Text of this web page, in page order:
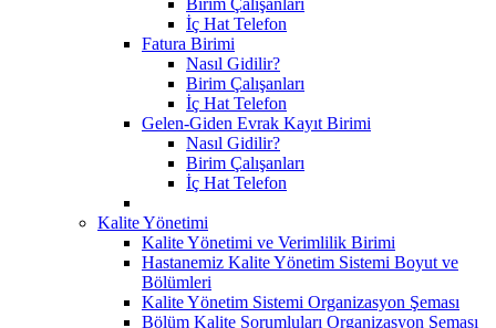
İç Hat Telefon
Fatura Birimi
Nasıl Gidilir?
Birim Çalışanları
İç Hat Telefon
Gelen-Giden Evrak Kayıt Birimi
Nasıl Gidilir?
Birim Çalışanları
İç Hat Telefon
Kalite Yönetimi
Kalite Yönetimi ve Verimlilik Birimi
Hastanemiz Kalite Yönetim Sistemi Boyut ve
Bölümleri
Kalite Yönetim Sistemi Organizasyon Şeması
Bölüm Kalite Sorumluları Organizasyon Şeması